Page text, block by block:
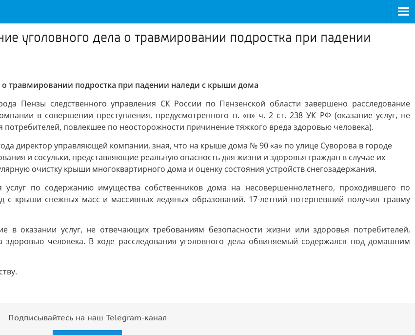
уголовного дела о травмировании подростка при падении
о травмировании подростка при падении наледи с крыши дома
Пензы следственного управления СК России по Пензенской области завершено расследование
в совершении преступления, предусмотренного п. «в» ч. 2 ст. 238 УК РФ (оказание услуг, не
повлекшее по неосторожности причинение тяжкого вреда здоровью человека).
директор управляющей компании, зная, что на крыше дома № 90 «а» по улице Суворова в городе
и сосульки, представляющие реальную опасность для жизни и здоровья граждан в случае их
очистку крыши многоквартирного дома и оценку состояния устройств снегозадержания.
по содержанию имущества собственников дома на несовершеннолетнего, проходившего по
с крыши снежных масс и массивных ледяных образований. 17-летний потерпевший получил травму
в оказании услуг, не отвечающих требованиям безопасности жизни или здоровья потребителей,
человека. В ходе расследования уголовного дела обвиняемый содержался под домашним
Подписывайтесь на наш Telegram-канал